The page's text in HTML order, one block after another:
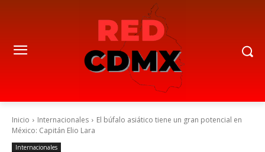
Inicio Internacionales
El búfalo asiático tiene un gran potencial en
México: Capitán Elio Lara
Internacionales